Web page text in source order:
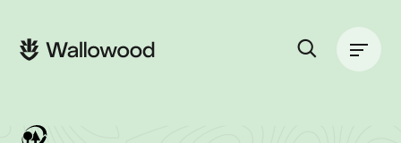
contenu
navigation
principale
principale